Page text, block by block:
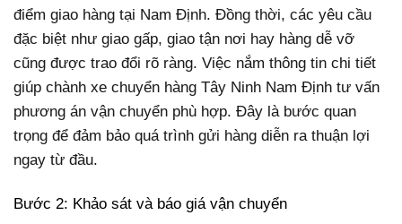
điểm giao hàng tại Nam Định. Đồng thời, các yêu cầu
đặc biệt như giao gấp, giao tận nơi hay hàng dễ vỡ
cũng được trao đổi rõ ràng. Việc nắm thông tin chi tiết
giúp chành xe chuyển hàng Tây Ninh Nam Định tư vấn
phương án vận chuyển phù hợp. Đây là bước quan
trọng để đảm bảo quá trình gửi hàng diễn ra thuận lợi
ngay từ đầu.
Bước 2: Khảo sát và báo giá vận chuyển